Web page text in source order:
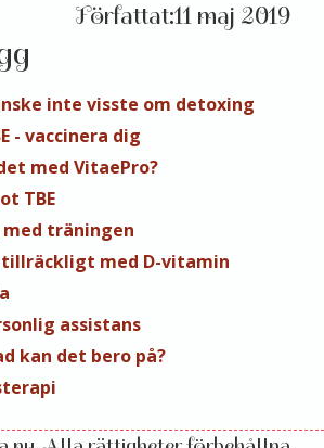
11 maj 2019
inte visste om detoxing
- vaccinera dig
med VitaePro?
TBE
träningen
tillräckligt med D-vitamin
assistans
kan det bero på?